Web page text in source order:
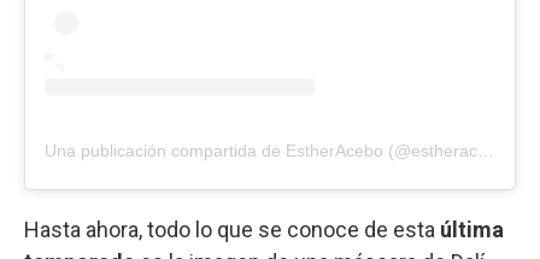
Hasta ahora, todo lo que se conoce de esta última